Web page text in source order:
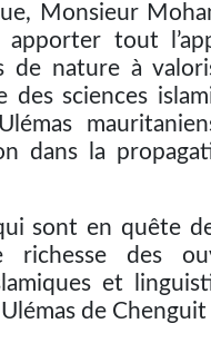
Monsieur
apporter tout
de nature à
des sciences
dans la
sont en quête
richesse des
et
de Chenguit